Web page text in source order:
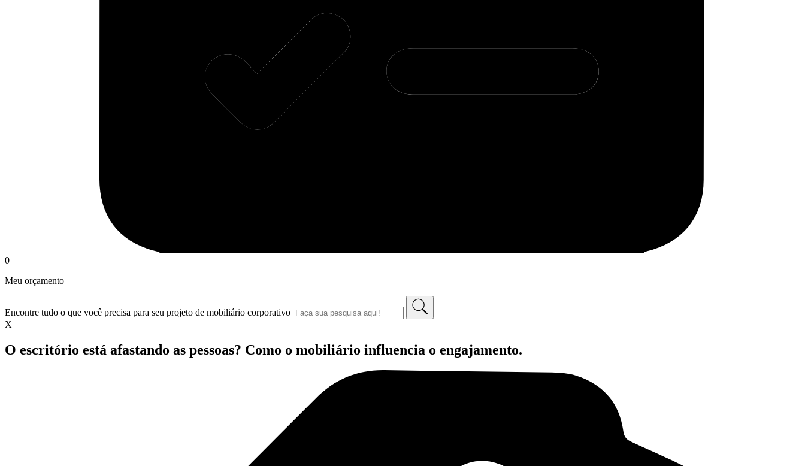
0
Meu orçamento
Encontre tudo o que você precisa para seu projeto de mobiliário corporativo
X
O escritório está afastando as pessoas? Como o mobiliário influencia o engajamento.